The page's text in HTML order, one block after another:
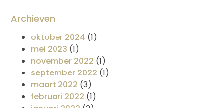
Archieven
oktober 2024 (1)
mei 2023 (1)
november 2022 (1)
september 2022 (1)
maart 2022 (3)
februari 2022 (1)